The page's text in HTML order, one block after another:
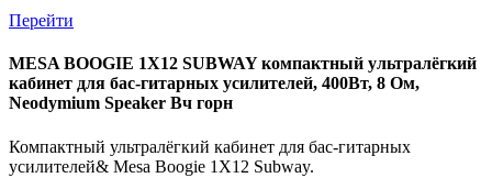
Перейти
MESA BOOGIE 1X12 SUBWAY компактный ультралёгкий
кабинет для бас-гитарных усилителей, 400Вт, 8 Ом,
Neodymium Speaker Вч горн
Компактный ультралёгкий кабинет для бас-гитарных
усилителей& Mesa Boogie 1X12 Subway.